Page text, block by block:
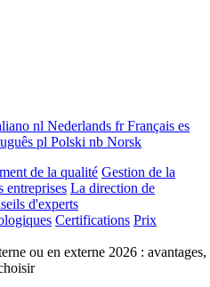
nl Nederlands frFrançais es
pl Polski nb Norsk
de la qualité Gestion de la
entreprises La direction de
d'experts
Certifications Prix
ou en externe 2026 : avantages,